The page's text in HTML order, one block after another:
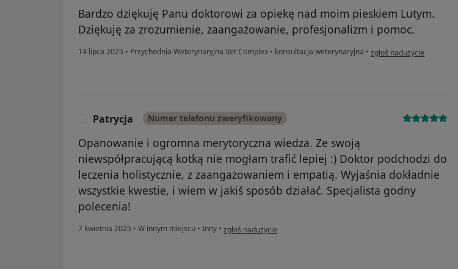
Bardzo dziękuję Panu doktorowi za opiekę nad moim pieskiem Lutym.
Dziękuję za zrozumienie, zaangażowanie, profesjonalizm i pomoc.
14 lipca 2025 • Przychodnia Weterynaryjna Vet Complex • konsultacja weterynaryjna • w opinii użytkownika Witold
zgłoś nadużycie
Patrycja Numer telefonu zweryfikowany
Opanowanie i ogromna merytoryczna wiedza. Ze swoją
niewspółpracującą kotką nie mogłam trafić lepiej :) Doktor podchodzi do
leczenia holistycznie, z zaangażowaniem i empatią. Wyjaśnia dokładnie
wszystkie kwestie, i wiem w jakiś sposób działać. Specjalista godny
polecenia!
7 kwietnia 2025 • W innym miejscu • Inny • w opinii użytkownika Patrycja
zgłoś nadużycie